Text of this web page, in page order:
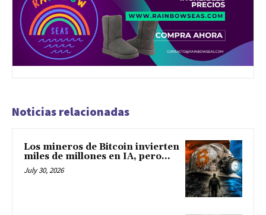
Noticias relacionadas
Los mineros de Bitcoin invierten
miles de millones en IA, pero...
July 30, 2026